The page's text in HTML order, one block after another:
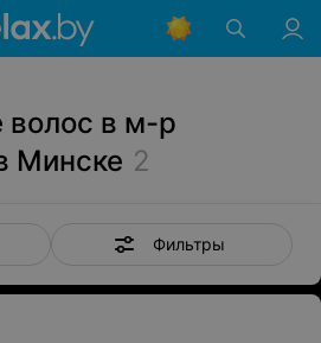
в м-р
Минске 2
Фильтры